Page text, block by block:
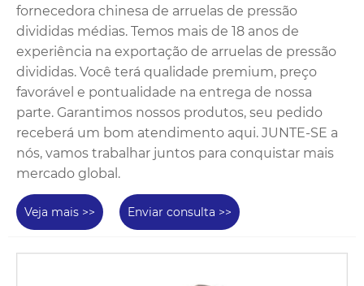
fornecedora chinesa de arruelas de pressão
divididas médias. Temos mais de 18 anos de
experiência na exportação de arruelas de pressão
divididas. Você terá qualidade premium, preço
favorável e pontualidade na entrega de nossa
parte. Garantimos nossos produtos, seu pedido
receberá um bom atendimento aqui. JUNTE-SE a
nós, vamos trabalhar juntos para conquistar mais
mercado global.
Veja mais >> Enviar consulta >>